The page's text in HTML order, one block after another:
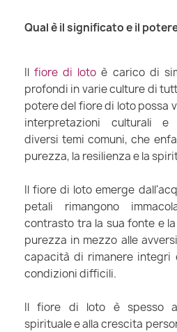
Qual è il significato e il
Ilfiore di loto è carico di
profondi in varie culture di
potere del fiore di loto possa
interpretazioni culturali e
diversi temi comuni, che
purezza, la resilienza e la
Il fiore di loto emerge
petali rimangono
contrasto tra la sua fonte e
purezza in mezzo alle
capacità di rimanere integri
condizioni difficili.
Il fiore di loto è spesso
spirituale e alla crescita